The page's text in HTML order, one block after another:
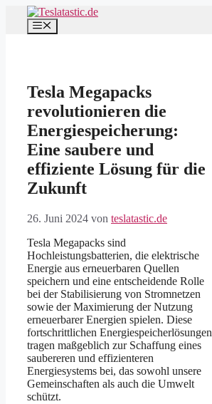
Inhalt
springen
Menü
Tesla Megapacks
revolutionieren die
Energiespeicherung:
Eine saubere und
effiziente Lösung für die
Zukunft
26. Juni 2024 von teslatastic.de
Tesla Megapacks sind
Hochleistungsbatterien, die elektrische
Energie aus erneuerbaren Quellen
speichern und eine entscheidende Rolle
bei der Stabilisierung von Stromnetzen
sowie der Maximierung der Nutzung
erneuerbarer Energien spielen. Diese
fortschrittlichen Energiespeicherlösungen
tragen maßgeblich zur Schaffung eines
saubereren und effizienteren
Energiesystems bei, das sowohl unsere
Gemeinschaften als auch die Umwelt
schützt.